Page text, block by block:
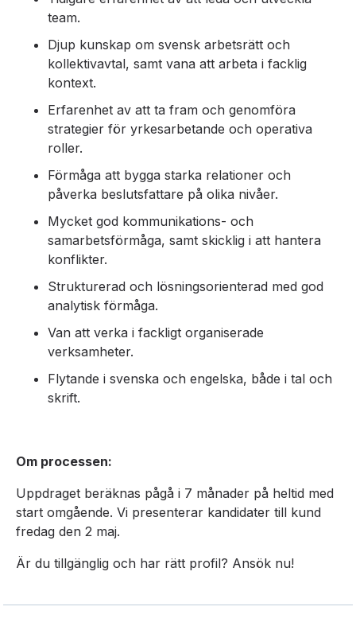
team.
Djup kunskap om svensk arbetsrätt och
kollektivavtal, samt vana att arbeta i facklig
kontext.
Erfarenhet av att ta fram och genomföra
strategier för yrkesarbetande och operativa
roller.
Förmåga att bygga starka relationer och
påverka beslutsfattare på olika nivåer.
Mycket god kommunikations- och
samarbetsförmåga, samt skicklig i att hantera
konflikter.
Strukturerad och lösningsorienterad med god
analytisk förmåga.
Van att verka i fackligt organiserade
verksamheter.
Flytande i svenska och engelska, både i tal och
skrift.
Om processen:
Uppdraget beräknas pågå i 7 månader på heltid med
start omgående. Vi presenterar kandidater till kund
fredag den 2 maj.
Är du tillgänglig och har rätt profil? Ansök nu!